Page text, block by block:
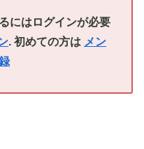
にはログインが必要
. 初めての方は メン